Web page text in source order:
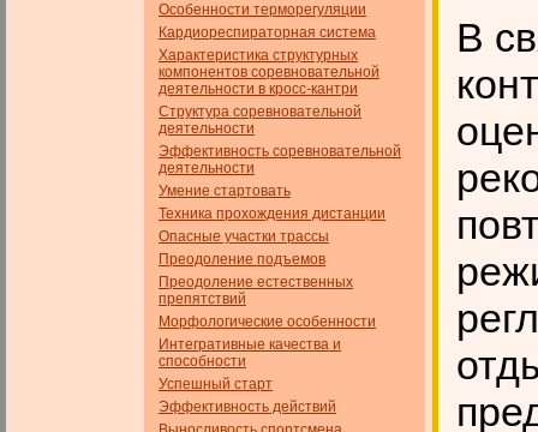
Особенности терморегуляции
Кардиореспираторная система
Характеристика структурных
компонентов соревновательной
деятельности в кросс-кантри
Структура соревновательной
деятельности
Эффективность соревновательной
деятельности
Умение стартовать
Техника прохождения дистанции
Опасные участки трассы
Преодоление подъемов
Преодоление естественных
препятствий
Морфологические особенности
Интегративные качества и
способности
Успешный старт
Эффективность действий
В